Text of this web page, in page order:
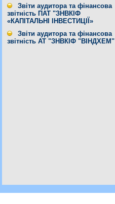
Звіти аудитора та фінансова
звітність ПАТ "ЗНВКІФ
«КАПІТАЛЬНІ ІНВЕСТИЦІЇ»
Звіти аудитора та фінансова
звітність АТ "ЗНВКІФ "ВІНДХЕМ"